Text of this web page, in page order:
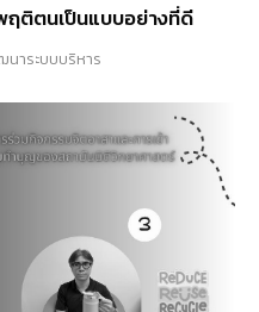
ฤติตนเป็นแบบอย่างที่ดี
าระบบบริหาร